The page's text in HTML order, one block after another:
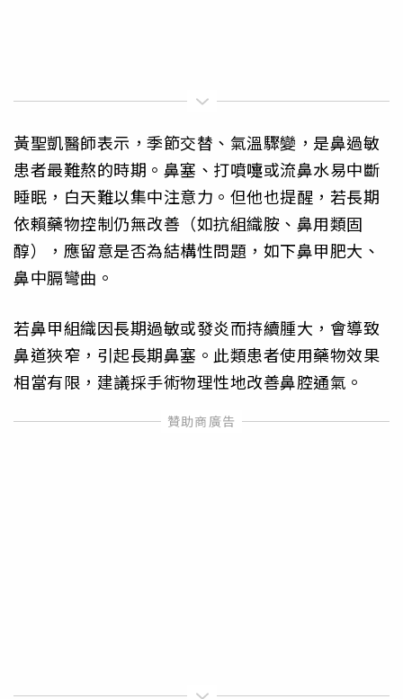
黃聖凱醫師表示，季節交替、氣溫驟變，是鼻過敏
患者最難熬的時期。鼻塞、打噴嚏或流鼻水易中斷
睡眠，白天難以集中注意力。但他也提醒，若長期
依賴藥物控制仍無改善（如抗組織胺、鼻用類固
醇），應留意是否為結構性問題，如下鼻甲肥大、
鼻中膈彎曲。
若鼻甲組織因長期過敏或發炎而持續腫大，會導致
鼻道狹窄，引起長期鼻塞。此類患者使用藥物效果
相當有限，建議採手術物理性地改善鼻腔通氣。